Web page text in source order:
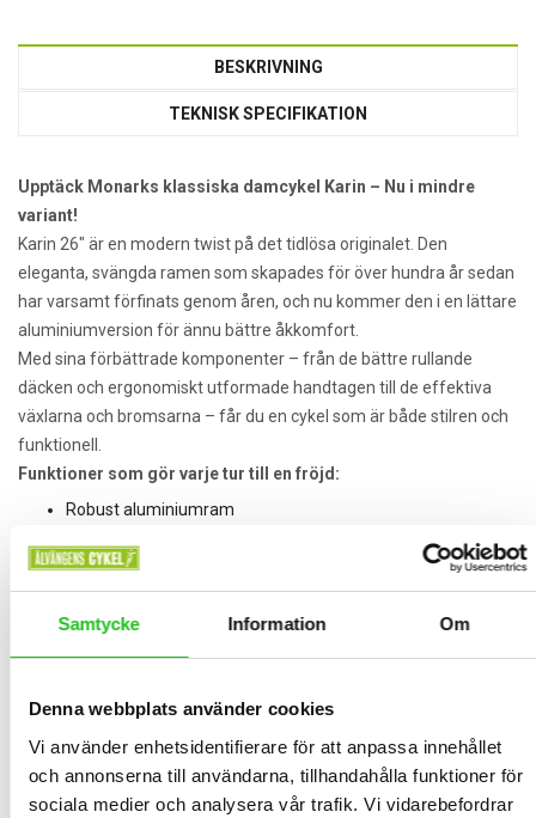
Samtycke Information Om
Denna webbplats använder cookies
Vi använder enhetsidentifierare för att anpassa innehållet
och annonserna till användarna, tillhandahålla funktioner för
sociala medier och analysera vår trafik. Vi vidarebefordrar
BESKRIVNING
TEKNISK SPECIFIKATION
Upptäck Monarks klassiska damcykel Karin – Nu i mindre
variant!
Karin 26″ är en modern twist på det tidlösa originalet. Den
eleganta, svängda ramen som skapades för över hundra år sedan
har varsamt förfinats genom åren, och nu kommer den i en lättare
aluminiumversion för ännu bättre åkkomfort.
Med sina förbättrade komponenter – från de bättre rullande
däcken och ergonomiskt utformade handtagen till de effektiva
växlarna och bromsarna – får du en cykel som är både stilren och
funktionell.
Funktioner som gör varje tur till en fröjd:
Robust aluminiumram
Plåtskärmar, pakethållare och cykelkorg
Lås, stöd, ringklocka och reflexer för din säkerhet
Kompletterad med belysning för extra trygghet
att hoppa upp i sadeln!
Shimano
Shimano är världens största tillverkare av cykelkomponenter,